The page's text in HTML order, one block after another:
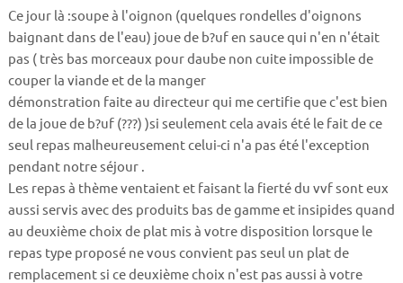
Ce jour là :soupe à l'oignon (quelques rondelles d'oignons
baignant dans de l'eau) joue de b?uf en sauce qui n'en n'était
pas ( très bas morceaux pour daube non cuite impossible de
couper la viande et de la manger
démonstration faite au directeur qui me certifie que c'est bien
de la joue de b?uf (???) )si seulement cela avais été le fait de ce
seul repas malheureusement celui-ci n'a pas été l'exception
pendant notre séjour .
Les repas à thème ventaient et faisant la fierté du vvf sont eux
aussi servis avec des produits bas de gamme et insipides quand
au deuxième choix de plat mis à votre disposition lorsque le
repas type proposé ne vous convient pas seul un plat de
remplacement si ce deuxième choix n'est pas aussi à votre